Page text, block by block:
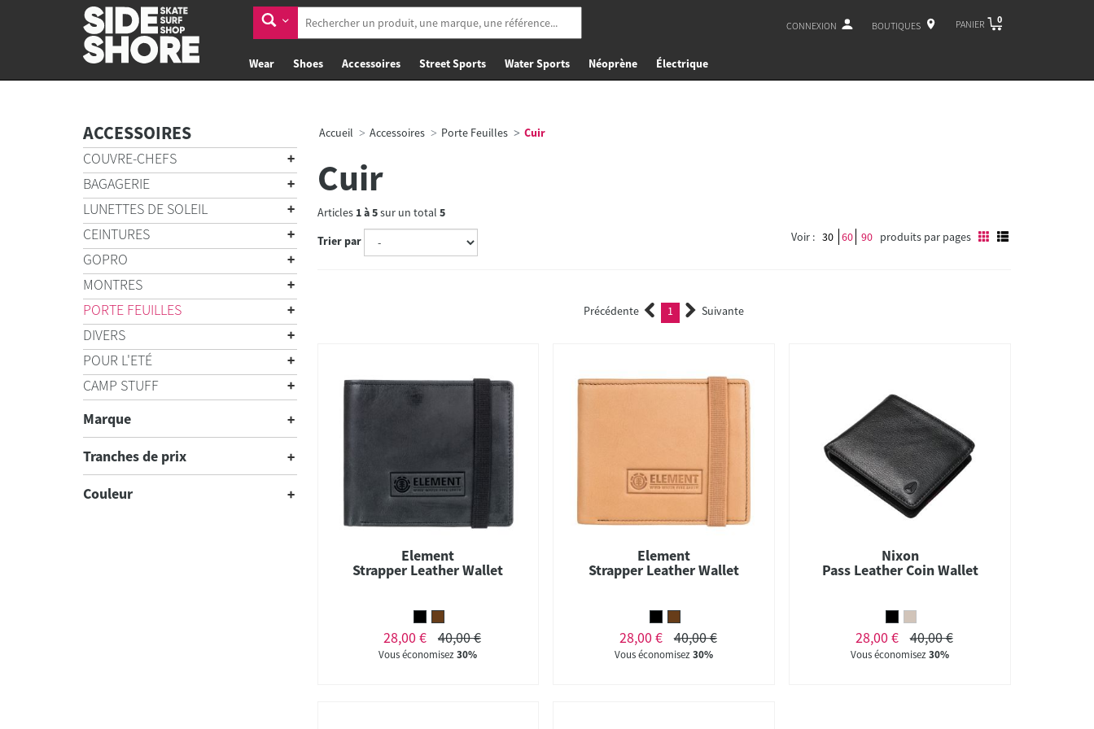
CONNEXION BOUTIQUES PANIER 0
Wear Shoes Accessoires Street Sports Water Sports Néoprène Électrique
ACCESSOIRES
COUVRE-CHEFS
BAGAGERIE
LUNETTES DE SOLEIL
CEINTURES
GOPRO
MONTRES
PORTE FEUILLES
DIVERS
POUR L'ETÉ
CAMP STUFF
Marque
Tranches de prix
Couleur
Accueil Accessoires Porte Feuilles Cuir
Cuir
Articles 1à5sur un total 5
Trier par
Voir : 30 60 90 produits par pages
Précédente 1 (current)Suivante
Element
Strapper Leather Wallet
28,00 € 40,00 €
Vous économisez30%
Element
Strapper Leather Wallet
28,00 € 40,00 €
Vous économisez30%
Nixon
Pass Leather Coin Wallet
28,00 € 40,00 €
Vous économisez30%